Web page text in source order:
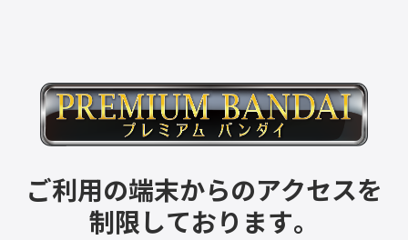
ご利用の端末からのアクセスを
制限しております。